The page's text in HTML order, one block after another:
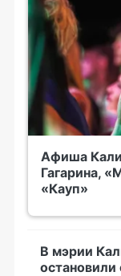
Афиша
Гагарина,
«Кауп»
В мэрии
остановили